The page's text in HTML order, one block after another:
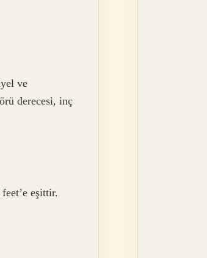
ve
derecesi, inç
eşittir.